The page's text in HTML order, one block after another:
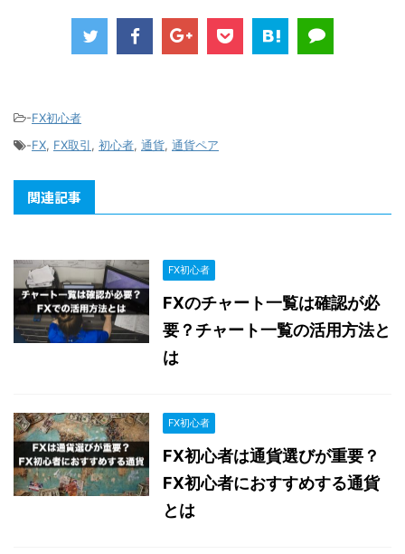
-FX初心者
-FX, FX取引, 初心者, 通貨, 通貨ペア
関連記事
FX初心者
FXのチャート一覧は確認が必
要？チャート一覧の活用方法と
は
FX初心者
FX初心者は通貨選びが重要？
FX初心者におすすめする通貨
とは